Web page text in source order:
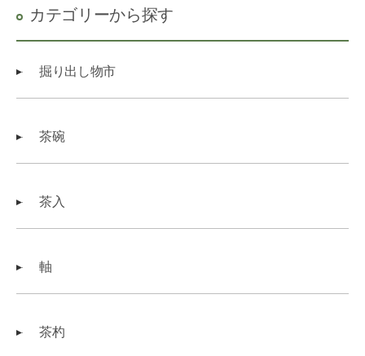
カテゴリーから探す
掘り出し物市
茶碗
茶入
軸
茶杓